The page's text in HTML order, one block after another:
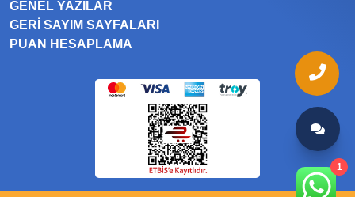
GENEL YAZILAR
GERI SAYIM SAYFALARI
PUAN HESAPLAMA
1